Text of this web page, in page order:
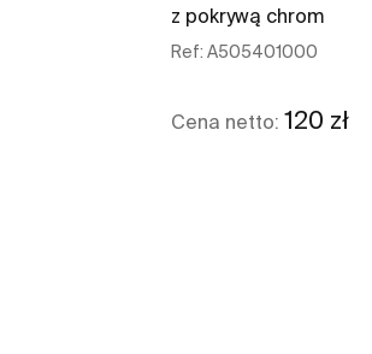
z pokrywą chrom
Ref: A505401000
Cena netto: 120 zł